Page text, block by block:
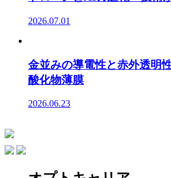
2026.07.01
金並みの導電性と赤外透明
酸化物薄膜
2026.06.23